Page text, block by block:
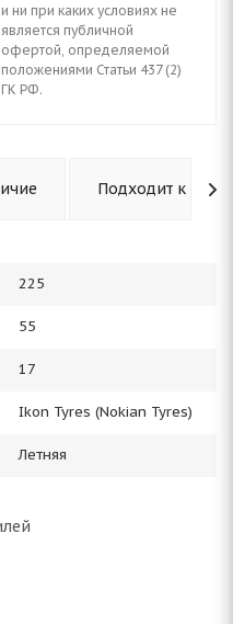
и ни при каких условиях не
является публичной
офертой, определяемой
положениями Статьи 437 (2)
ГК РФ.
Подходит к авто
225
55
17
Ikon Tyres (Nokian Tyres)
Летняя